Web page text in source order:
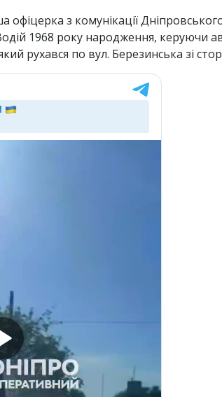
з комунікації
1968 року народження, керуючи
рухався по вул. Березинська зі